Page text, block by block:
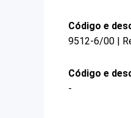
Código e
9512-6/00 |
Código e
-